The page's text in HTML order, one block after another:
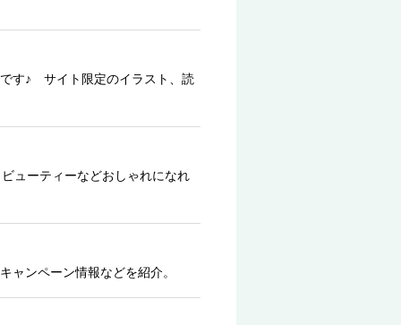
す♪ サイト限定のイラスト、読
ューティーなどおしゃれになれ
ャンペーン情報などを紹介。